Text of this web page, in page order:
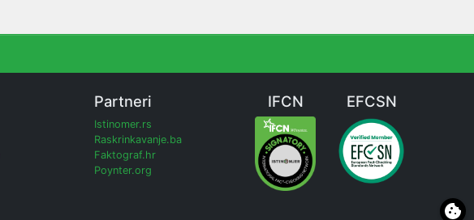
Partneri
Istinomer.rs
Raskrinkavanje.ba
Faktograf.hr
Poynter.org
IFCN EFCSN